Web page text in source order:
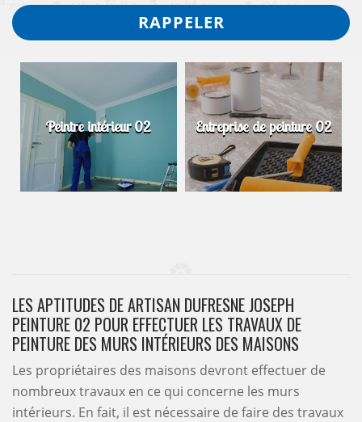
Peintre intérieur 02 Entreprise de peinture 02
LES APTITUDES DE ARTISAN DUFRESNE JOSEPH
PEINTURE 02 POUR EFFECTUER LES TRAVAUX DE
PEINTURE DES MURS INTÉRIEURS DES MAISONS
Les propriétaires des maisons devront effectuer de
nombreux travaux en ce qui concerne les murs
intérieurs. En fait, il est nécessaire de faire des travaux